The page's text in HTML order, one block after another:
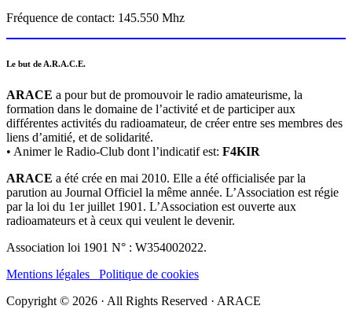
Fréquence de contact: 145.550 Mhz
Le but de A.R.A.C.E.
ARACE a pour but de promouvoir le radio amateurisme, la
formation dans le domaine de l’activité et de participer aux
différentes activités du radioamateur, de créer entre ses membres des
liens d’amitié, et de solidarité.
• Animer le Radio-Club dont l’indicatif est: F4KIR
ARACE a été crée en mai 2010. Elle a été officialisée par la
parution au Journal Officiel la même année. L’Association est régie
par la loi du 1er juillet 1901. L’Association est ouverte aux
radioamateurs et à ceux qui veulent le devenir.
Association loi 1901 N° : W354002022.
Mentions légales Politique de cookies
Copyright © 2026 · All Rights Reserved · ARACE